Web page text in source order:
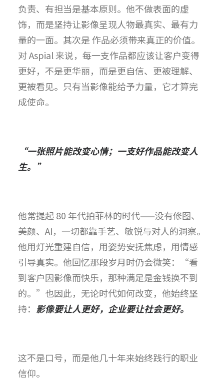
负责、有担当是基本原则。他不做表面的虚
饰，而是坚持让影像呈现人物最真实、最有力
量的一面。 其次是 作品必须带来真正的价值。
对 Aspial 来说，每一支作品都应该让客户变得
更好，不是更华丽，而是更自信、更被理解、
更被看见。只有当影像能给予力量，它才算完
成使命。
“一张照片能改变心情；一支好作品能改变人
生。”
他常提起 80 年代拍菲林的时代——没有修图、
美颜、AI，一切都靠手艺、敏锐与对人的洞察。
他用灯光重建自信，用姿势安抚焦虑，用情感
引导真实。 他回忆那段岁月时仍会微笑：“看
到客户因影像而快乐，那种满足是金钱换不到
的。” 也因此，无论时代如何改变，他始终坚
持： 影像要让人更好，企业要让社会更好。
这不是口号，而是他几十年来始终践行的职业
信仰。